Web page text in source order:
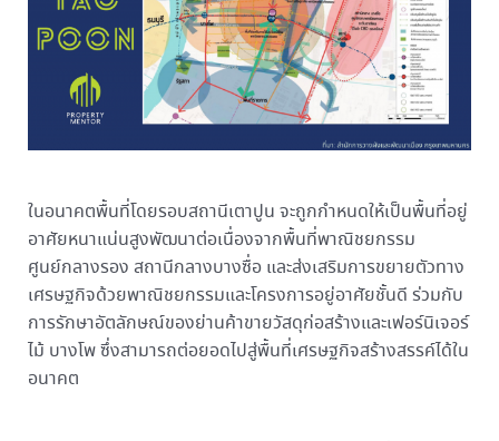
ในอนาคตพื้นที่โดยรอบสถานีเตาปูน จะถูกกำหนดให้เป็นพื้นที่อยู่
อาศัยหนาแน่นสูงพัฒนาต่อเนื่องจากพื้นที่พาณิชยกรรม
ศูนย์กลางรอง สถานีกลางบางซื่อ และส่งเสริมการขยายตัวทาง
เศรษฐกิจด้วยพาณิชยกรรมและโครงการอยู่อาศัยชั้นดี ร่วมกับ
การรักษาอัตลักษณ์ของย่านค้าขายวัสดุก่อสร้างและเฟอร์นิเจอร์
ไม้ บางโพ ซึ่งสามารถต่อยอดไปสู่พื้นที่เศรษฐกิจสร้างสรรค์ได้ใน
อนาคต